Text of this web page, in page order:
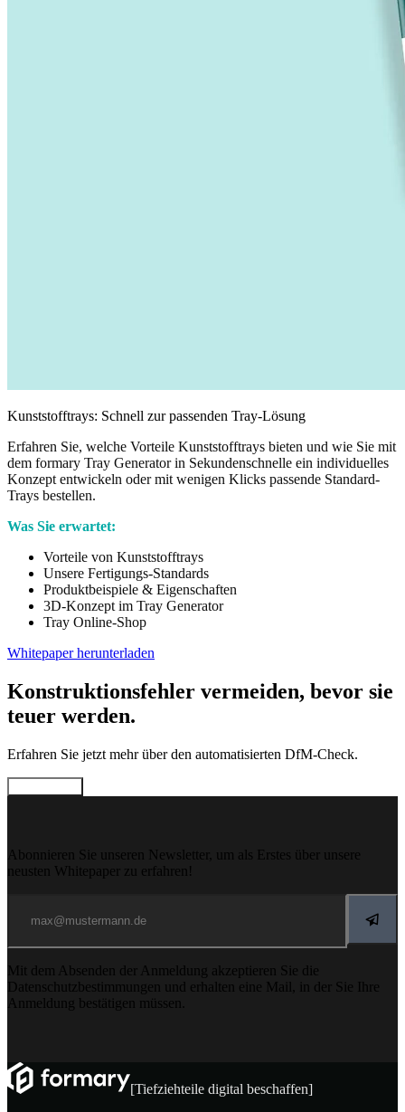
Kunststofftrays: Schnell zur passenden Tray-Lösung
Erfahren Sie, welche Vorteile Kunststofftrays bieten und wie Sie mit
dem formary Tray Generator in Sekundenschnelle ein individuelles
Konzept entwickeln oder mit wenigen Klicks passende Standard-
Trays bestellen.
Was Sie erwartet:
Vorteile von Kunststofftrays
Unsere Fertigungs-Standards
Produktbeispiele & Eigenschaften
3D-Konzept im Tray Generator
Tray Online-Shop
Whitepaper herunterladen
Konstruktionsfehler vermeiden, bevor sie
teuer werden.
Erfahren Sie jetzt mehr über den automatisierten DfM-Check.
Abonnieren Sie unseren Newsletter, um als Erstes über unsere
neusten Whitepaper zu erfahren!
Mit dem Absenden der Anmeldung akzeptieren Sie die
Datenschutzbestimmungen und erhalten eine Mail, in der Sie Ihre
Anmeldung bestätigen müssen.
[Tiefziehteile digital beschaffen]